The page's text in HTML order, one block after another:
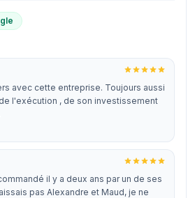
avec cette entreprise. Toujours aussi
l'exécution , de son investissement
il y a deux ans par un de ses
pas Alexandre et Maud, je ne